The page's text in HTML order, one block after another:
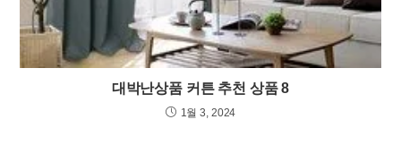
대박난상품 커튼 추천 상품 8
1월 3, 2024